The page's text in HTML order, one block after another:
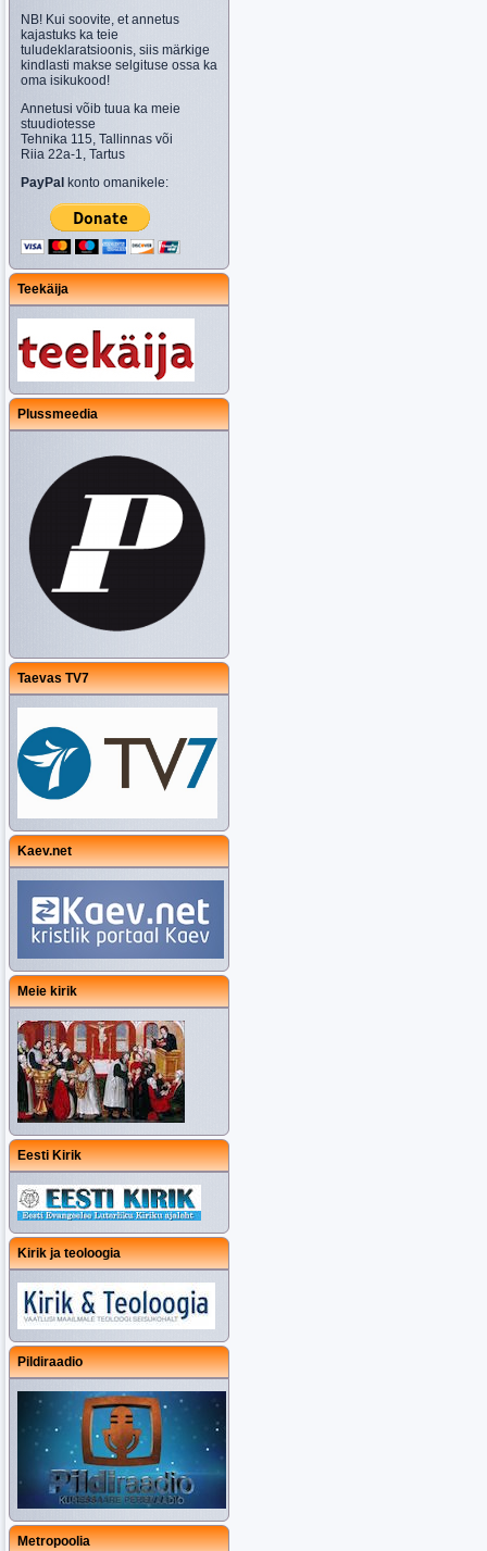
NB! Kui soovite, et annetus
kajastuks ka teie
tuludeklaratsioonis, siis märkige
kindlasti makse selgituse ossa ka
oma isikukood!
Annetusi võib tuua ka meie
stuudiotesse
Tehnika 115, Tallinnas või
Riia 22a-1, Tartus
PayPal konto omanikele:
Teekäija
Plussmeedia
Taevas TV7
Kaev.net
Meie kirik
Eesti Kirik
Kirik ja teoloogia
Pildiraadio
Metropoolia